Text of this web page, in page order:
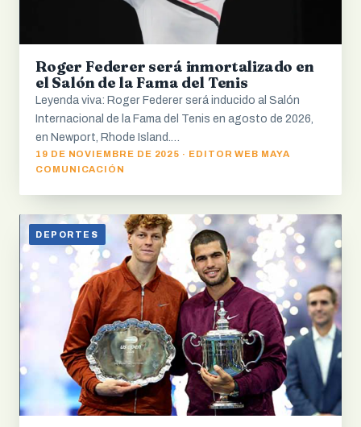
Roger Federer será inmortalizado en
el Salón de la Fama del Tenis
Leyenda viva: Roger Federer será inducido al Salón
Internacional de la Fama del Tenis en agosto de 2026,
en Newport, Rhode Island.…
19 DE NOVIEMBRE DE 2025 · EDITOR WEB MAYA
COMUNICACIÓN
DEPORTES